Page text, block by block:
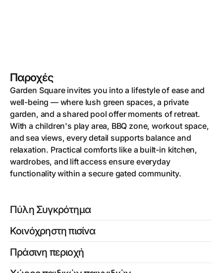
Παροχές
Garden Square invites you into a lifestyle of ease and
well-being — where lush green spaces, a private
garden, and a shared pool offer moments of retreat.
With a children's play area, BBQ zone, workout space,
and sea views, every detail supports balance and
relaxation. Practical comforts like a built-in kitchen,
wardrobes, and lift access ensure everyday
functionality within a secure gated community.
Πύλη Συγκρότημα
Κοινόχρηστη πισίνα
Πράσινη περιοχή